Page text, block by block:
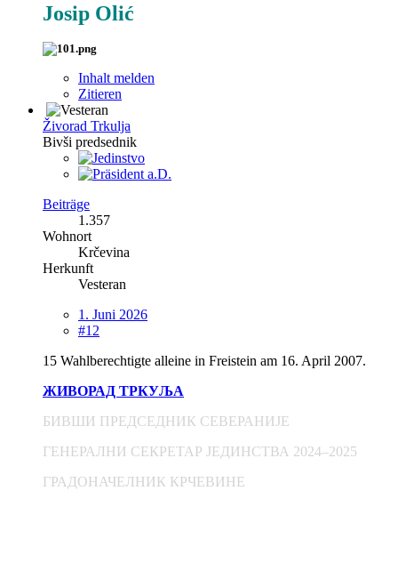
Josip Olić
Inhalt melden
Zitieren
Živorad Trkulja
Bivši predsednik
Beiträge
1.357
Wohnort
Krčevina
Herkunft
Vesteran
1. Juni 2026
#12
15 Wahlberechtigte alleine in Freistein am 16. April 2007.
ЖИВОРАД ТРКУЉА
БИВШИ ПРЕДСЕДНИК СЕВЕРАНИЈЕ
ГЕНЕРАЛНИ СЕКРЕТАР ЈЕДИНСТВА 2024–2025
ГРАДОНАЧЕЛНИК КРЧЕВИНЕ